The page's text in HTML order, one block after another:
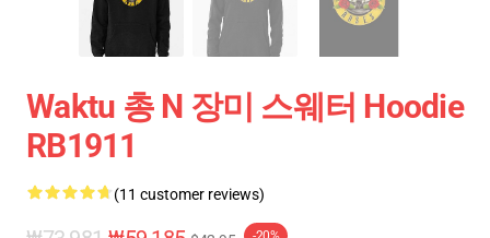
Waktu 총 N 장미 스웨터 Hoodie
RB1911
(11 customer reviews)